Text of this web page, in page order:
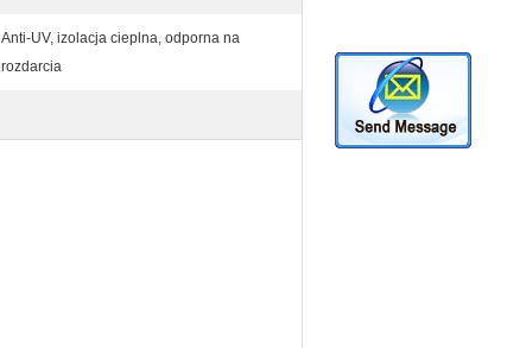
Anti-UV, izolacja cieplna, odporna na
rozdarcia